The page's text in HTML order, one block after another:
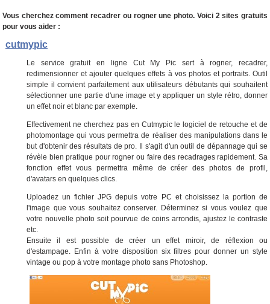
Vous cherchez comment recadrer ou rogner une photo. Voici 2 sites gratuits
pour vous aider :
cutmypic
Le service gratuit en ligne Cut My Pic sert à rogner, recadrer,
redimensionner et ajouter quelques effets à vos photos et portraits. Outil
simple il convient parfaitement aux utilisateurs débutants qui souhaitent
sélectionner une partie d'une image et y appliquer un style rétro, donner
un effet noir et blanc par exemple.
Effectivement ne cherchez pas en Cutmypic le logiciel de retouche et de
photomontage qui vous permettra de réaliser des manipulations dans le
but d'obtenir des résultats de pro. Il s'agit d'un outil de dépannage qui se
révèle bien pratique pour rogner ou faire des recadrages rapidement. Sa
fonction effet vous permettra même de créer des photos de profil,
d'avatars en quelques clics.
Uploadez un fichier JPG depuis votre PC et choisissez la portion de
l'image que vous souhaitez conserver. Déterminez si vous voulez que
votre nouvelle photo soit pourvue de coins arrondis, ajustez le contraste
etc.
Ensuite il est possible de créer un effet miroir, de réflexion ou
d'estampage. Enfin à votre disposition six filtres pour donner un style
vintage ou pop à votre montage photo sans Photoshop.